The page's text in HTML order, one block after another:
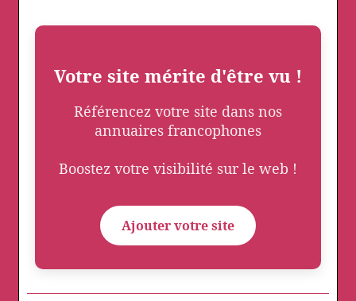
Votre site mérite d'être vu !
Référencez votre site dans nos
annuaires francophones
Boostez votre visibilité sur le web !
Ajouter votre site